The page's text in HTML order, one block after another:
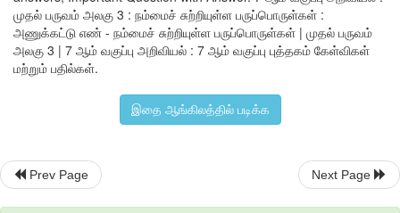
K                 1
Ca                1
முதல் பருவம் அலகு 3 : நம்மைச் சுற்றியுள்ள பருப்பொருள்கள் :
அணுக்கட்டு எண் - நம்மைச் சுற்றியுள்ள பருப்பொருள்கள் | முதல் பருவம்
அலகு 3 | 7 ஆம் வகுப்பு அறிவியல் : 7 ஆம் வகுப்பு புத்தகம் கேள்விகள்
மற்றும் பதில்கள்.
இதை ஆங்கிலத்தில் படிக்க
Prev Page Next Page